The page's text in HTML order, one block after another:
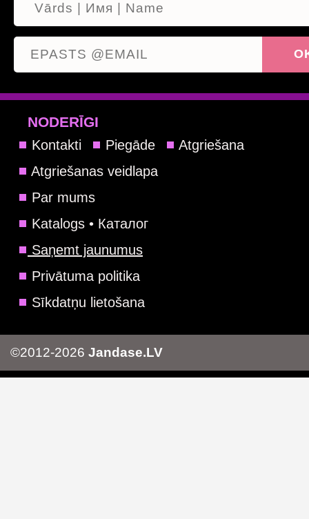
NODERĪGI
Kontakti Piegāde
Atgriešana
Atgriešanas veidlapa
Par mums
Katalogs • Каталог
Saņemt jaunumus
Privātuma politika
Sīkdatņu lietošana
©2012-2026 Jandase.LV